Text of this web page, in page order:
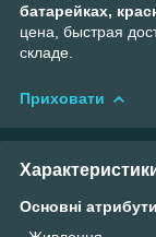
батарейках,
цена, быстрая
складе.
Приховати
Основні атрибути